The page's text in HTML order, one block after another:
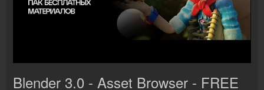
Blender 3.0 - Asset Browser - FREE